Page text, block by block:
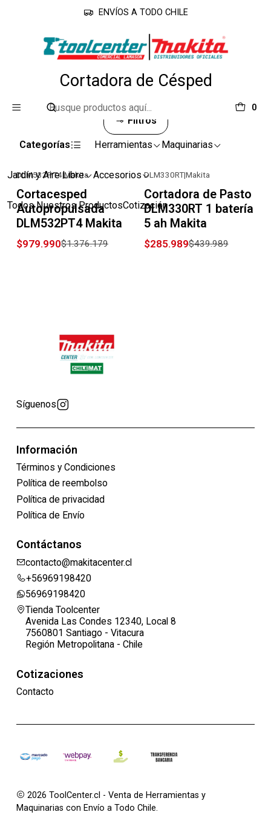
0
Categorías Herramientas Maquinarias
Jardín y Aire Libre Accesorios
Todos Nuestros ProductosCotización
ENVÍOS A TODO CHILE
Inicio Línea Jardín Cortadora de Césped
Cortadora de Césped
Filtros
DLM532PT4|Makita
Cortacesped
Autopropulsada
DLM532PT4 Makita
$979.990$1.376.179
DLM330RT|Makita
Cortadora de Pasto
DLM330RT 1 batería
5 ah Makita
$285.989$439.989
Síguenos
Información
Términos y Condiciones
Política de reembolso
Política de privacidad
Política de Envío
Contáctanos
contacto@makitacenter.cl
+56969198420
56969198420
Tienda Toolcenter
Avenida Las Condes 12340, Local 8
7560801 Santiago - Vitacura
Región Metropolitana - Chile
Cotizaciones
Contacto
2026 ToolCenter.cl - Venta de Herramientas y
Maquinarias con Envío a Todo Chile.